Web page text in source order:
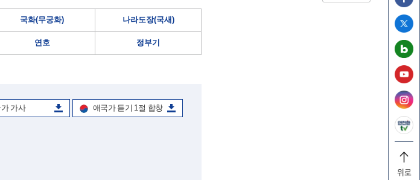
위로
국화(무궁화) 나라도장(국새)
연호 정부기
가사 애국가 듣기 1절 합창